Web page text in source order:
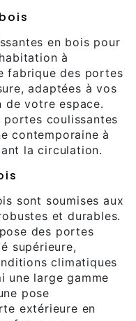
en bois pour
à
fabrique des portes
adaptées à vos
de votre espace.
coulissantes
contemporaine à
la circulation.
sont soumises aux
et durables.
des portes
supérieure,
climatiques
une large gamme
pose
extérieure en